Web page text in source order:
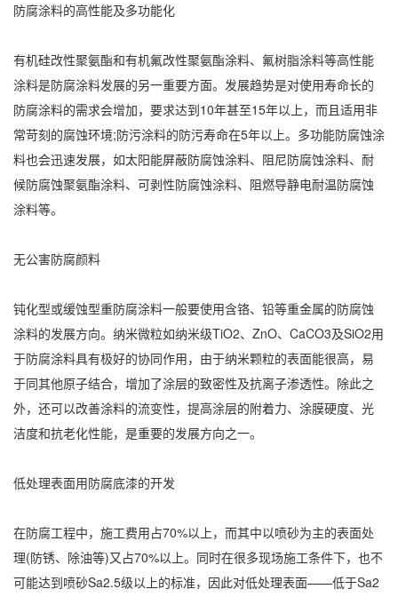
防腐涂料的高性能及多功能化
有机硅改性聚氨酯和有机氟改性聚氨酯涂料、氟树脂涂料等高性能
涂料是防腐涂料发展的另一重要方面。发展趋势是对使用寿命长的
防腐涂料的需求会增加，要求达到10年甚至15年以上，而且适用非
常苛刻的腐蚀环境;防污涂料的防污寿命在5年以上。多功能防腐蚀涂
料也会迅速发展，如太阳能屏蔽防腐蚀涂料、阻尼防腐蚀涂料、耐
候防腐蚀聚氨酯涂料、可剥性防腐蚀涂料、阻燃导静电耐温防腐蚀
涂料等。
无公害防腐颜料
钝化型或缓蚀型重防腐涂料一般要使用含铬、铅等重金属的防腐蚀
涂料的发展方向。纳米微粒如纳米级TiO2、ZnO、CaCO3及SiO2用
于防腐涂料具有极好的协同作用，由于纳米颗粒的表面能很高，易
于同其他原子结合，增加了涂层的致密性及抗离子渗透性。除此之
外，还可以改善涂料的流变性，提高涂层的附着力、涂膜硬度、光
洁度和抗老化性能，是重要的发展方向之一。
低处理表面用防腐底漆的开发
在防腐工程中，施工费用占70%以上，而其中以喷砂为主的表面处
理(防锈、除油等)又占70%以上。同时在很多现场施工条件下，也不
可能达到喷砂Sa2.5级以上的标准，因此对低处理表面——低于Sa2